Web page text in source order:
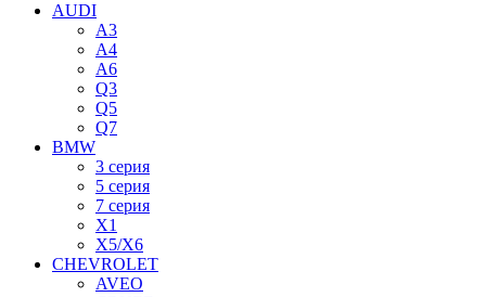
AUDI
A3
A4
A6
Q3
Q5
Q7
BMW
3 серия
5 серия
7 серия
X1
X5/X6
CHEVROLET
AVEO